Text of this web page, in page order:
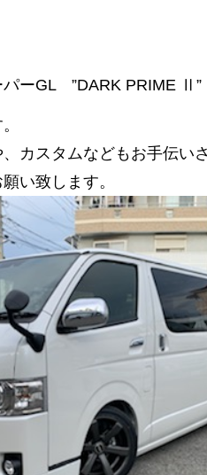
GL ”DARK PRIME Ⅱ”
カスタムなどもお手伝い
い致します。